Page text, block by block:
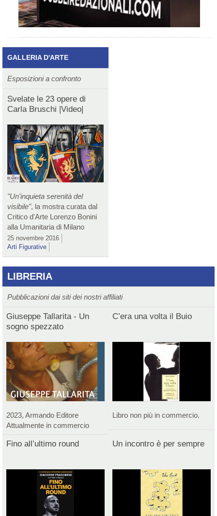
GALLERIA D'ARTE
Esposizioni a confronto
Svelate le 23 opere di
Carla Bruschi |Video|
"Un'inquieta serenità del
visibile", la mostra curata dal
Critico d'Arte Lorenzo Bonini
alla Umanitaria di Milano
25 novembre 2016
Arti Figurative
LIBRERIA
Pubblicazioni dai siti dei nostri affiliati
Giuseppe Tallarita - Un
sogno spezzato
2023, Armando Editore
Attualmente in commercio
C’era una volta il Buio
Libro non più in commercio.
Fino all’ultimo round Un incontro è per sempre